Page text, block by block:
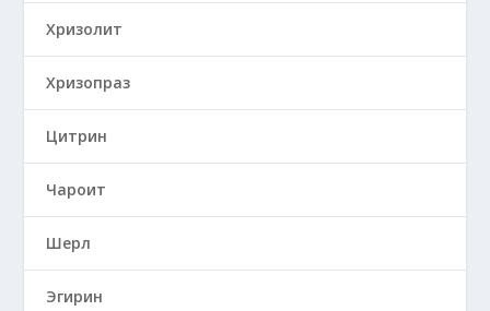
Хризолит
Хризопраз
Цитрин
Чароит
Шерл
Эгирин